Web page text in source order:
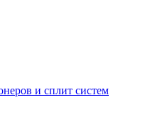
и сплит систем